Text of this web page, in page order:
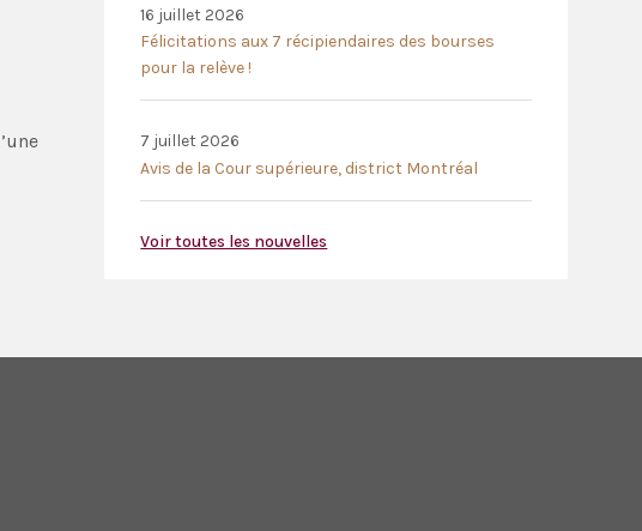
16 juillet 2026
Félicitations aux 7 récipiendaires des bourses
pour la relève !
7 juillet 2026
Avis de la Cour supérieure, district Montréal
Voir toutes les nouvelles